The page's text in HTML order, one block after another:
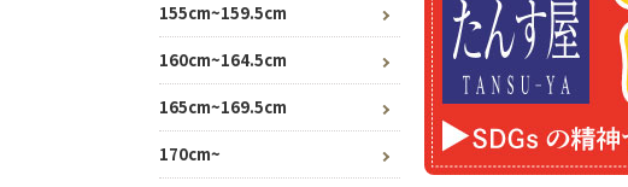
155cm~159.5cm
160cm~164.5cm
165cm~169.5cm
170cm~